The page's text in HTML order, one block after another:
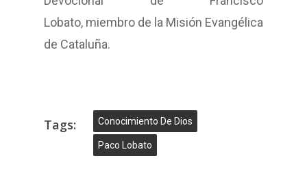
Lobato, miembro de la Misión Evangélica
de Cataluña.
Tags: Conocimiento De Dios
Paco Lobato